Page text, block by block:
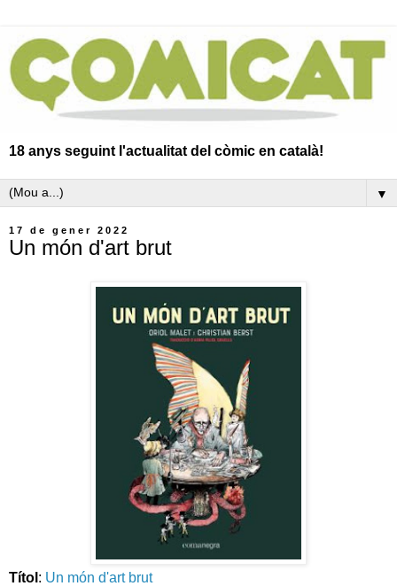
18 anys seguint l'actualitat del còmic en català!
▼
17 de gener 2022
Un món d'art brut
Títol : Un món d'art brut